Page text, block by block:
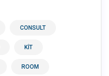
CONSULT
KIT
ROOM